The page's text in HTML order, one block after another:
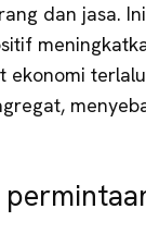
dan jasa.